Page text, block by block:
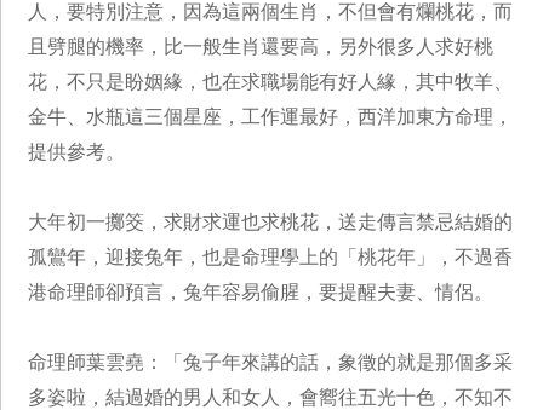
人，要特別注意，因為這兩個生肖，不但會有爛桃花，而
且劈腿的機率，比一般生肖還要高，另外很多人求好桃
花，不只是盼姻緣，也在求職場能有好人緣，其中牧羊、
金牛、水瓶這三個星座，工作運最好，西洋加東方命理，
提供參考。
大年初一擲筊，求財求運也求桃花，送走傳言禁忌結婚的
孤鸞年，迎接兔年，也是命理學上的「桃花年」，不過香
港命理師卻預言，兔年容易偷腥，要提醒夫妻、情侶。
命理師葉雲堯：「兔子年來講的話，象徵的就是那個多采
多姿啦，結過婚的男人和女人，會嚮往五光十色，不知不